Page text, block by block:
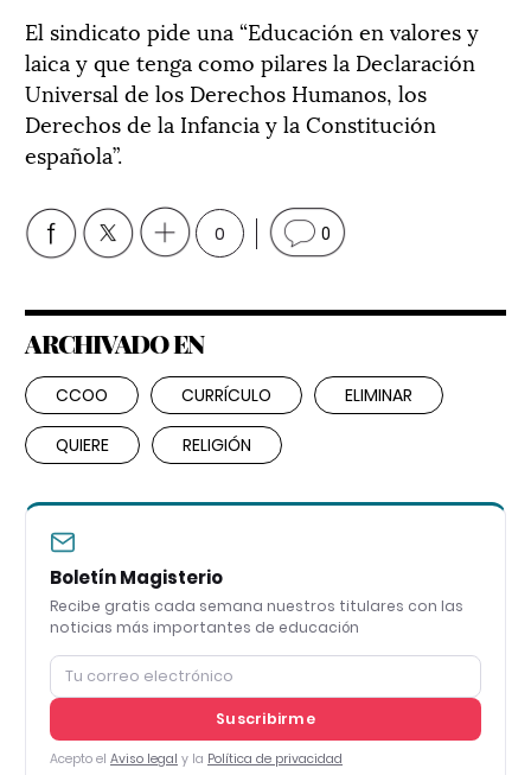
El sindicato pide una “Educación en valores y
laica y que tenga como pilares la Declaración
Universal de los Derechos Humanos, los
Derechos de la Infancia y la Constitución
española”.
0 0
ARCHIVADO EN
CCOO CURRÍCULO ELIMINAR
QUIERE RELIGIÓN
Boletín Magisterio
Recibe gratis cada semana nuestros titulares con las
noticias más importantes de educación
Suscribirme
Acepto el Aviso legal y la Política de privacidad